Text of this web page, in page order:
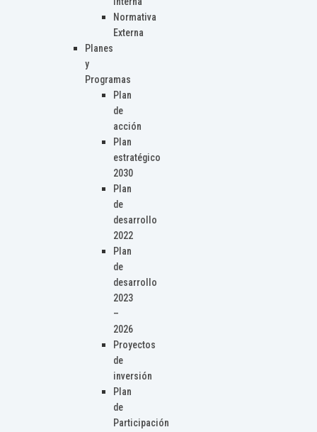
Normativa
Externa
Planes
y
Programas
Plan
de
acción
Plan
estratégico
2030
Plan
de
desarrollo
2022
Plan
de
desarrollo
2023
–
2026
Proyectos
de
inversión
Plan
de
Participación